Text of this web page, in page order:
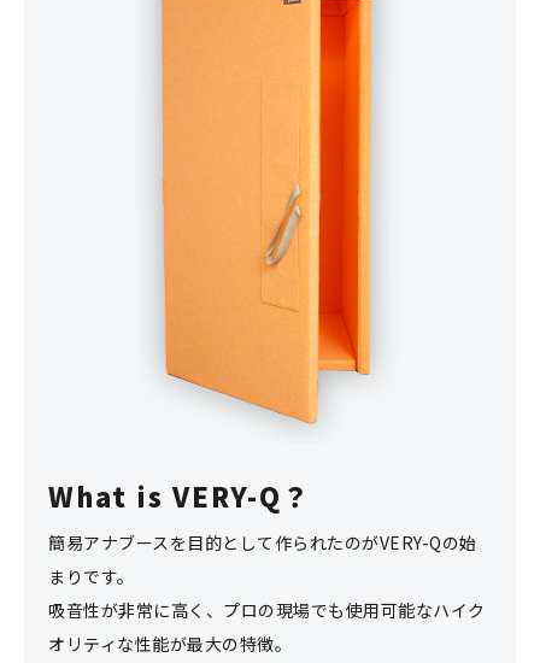
What is VERY-Q？
簡易アナブースを目的として作られたのがVERY-Qの始
まりです。
吸音性が非常に高く、プロの現場でも使用可能なハイク
オリティな性能が最大の特徴。